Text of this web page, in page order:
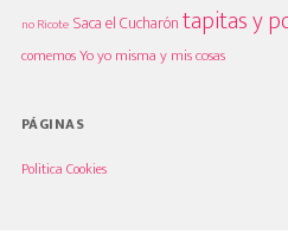
no Ricote Saca el Cucharóntapitas y
comemosYo yo misma y mis cosas
PÁGINAS
Politica Cookies